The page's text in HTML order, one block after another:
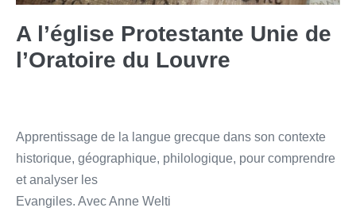
A l’église Protestante Unie de
l’Oratoire du Louvre
Apprentissage de la langue grecque dans son contexte
historique, géographique, philologique, pour comprendre
et analyser les
Evangiles. Avec Anne Welti